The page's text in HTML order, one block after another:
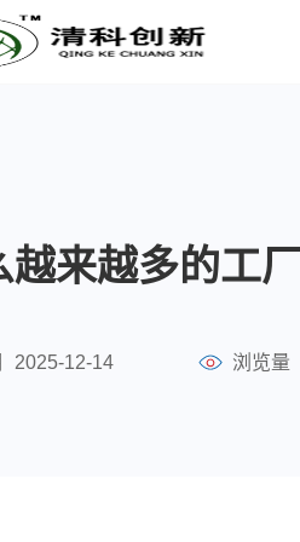
越来越多的工
2025-12-14 浏览量